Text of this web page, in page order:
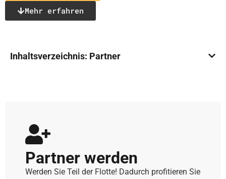
Mehr erfahren
Inhaltsverzeichnis: Partner
Partner werden
Werden Sie Teil der Flotte! Dadurch profitieren Sie